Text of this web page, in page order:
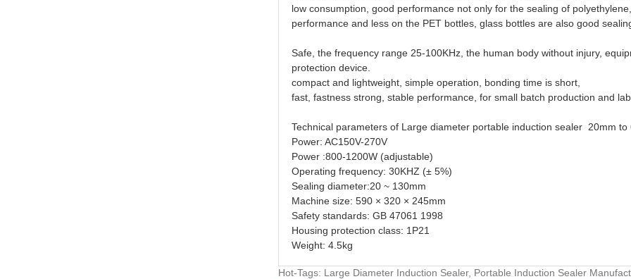
low consumption, good performance not only for the sealing of
performance and less on the PET bottles, glass bottles are also good
Safe, the frequency range 25-100KHz, the human body without injury,
protection device.
compact and lightweight, simple operation, bonding time is short,
fast, fastness strong, stable performance, for small batch production and
Technical parameters of Large diameter portable induction sealer 20mm to
Power: AC150V-270V
Power :800-1200W (adjustable)
Operating frequency: 30KHZ (± 5%)
Sealing diameter:20 ~ 130mm
Machine size: 590 × 320 × 245mm
Safety standards: GB 47061 1998
Housing protection class: 1P21
Weight: 4.5kg
Hot-Tags: Large Diameter Induction Sealer, Portable Induction Sealer